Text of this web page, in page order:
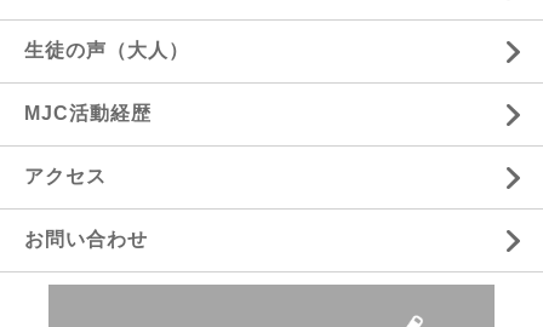
生徒の声（大人）
MJC活動経歴
アクセス
お問い合わせ